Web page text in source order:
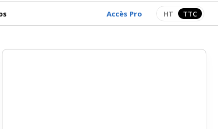
Accès Pro Afficher les
HT TTC